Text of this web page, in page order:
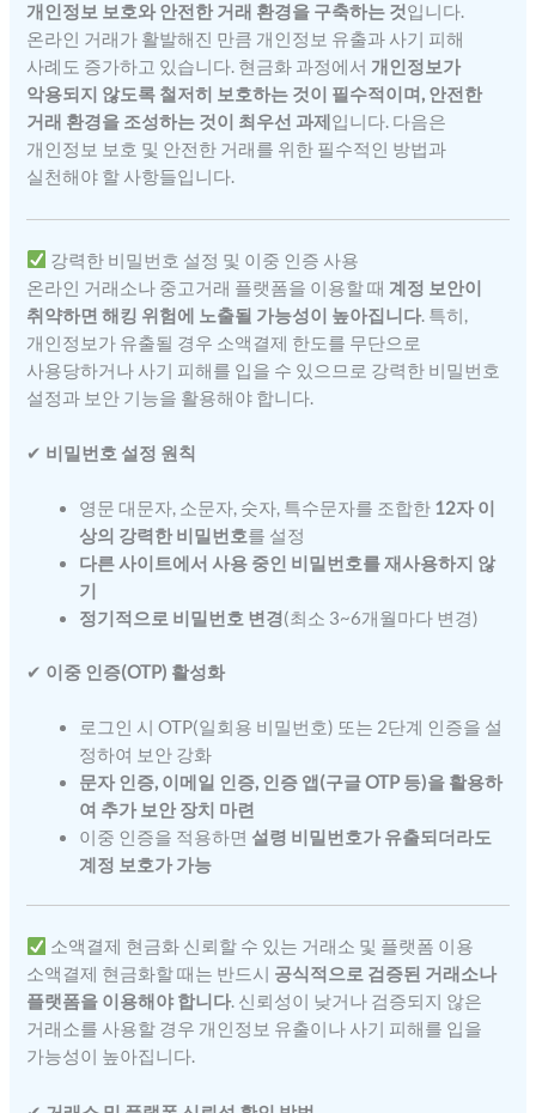
개인정보 보호와 안전한 거래 환경을 구축하는 것입니다.
온라인 거래가 활발해진 만큼 개인정보 유출과 사기 피해
사례도 증가하고 있습니다. 현금화 과정에서개인정보가
악용되지 않도록 철저히 보호하는 것이 필수적이며, 안전한
거래 환경을 조성하는 것이 최우선 과제 입니다. 다음은
개인정보 보호 및 안전한 거래를 위한 필수적인 방법과
실천해야 할 사항들입니다.
강력한 비밀번호 설정 및 이중 인증 사용
온라인 거래소나 중고거래 플랫폼을 이용할 때계정 보안이
취약하면 해킹 위험에 노출될 가능성이 높아집니다. 특히,
개인정보가 유출될 경우 소액결제 한도를 무단으로
사용당하거나 사기 피해를 입을 수 있으므로 강력한 비밀번호
설정과 보안 기능을 활용해야 합니다.
✔ 비밀번호 설정 원칙
영문 대문자, 소문자, 숫자, 특수문자를 조합한 12자 이
상의 강력한 비밀번호를 설정
다른 사이트에서 사용 중인 비밀번호를 재사용하지 않
기
정기적으로 비밀번호 변경(최소 3~6개월마다 변경)
✔ 이중 인증(OTP) 활성화
로그인 시 OTP(일회용 비밀번호) 또는 2단계 인증을 설
정하여 보안 강화
문자 인증, 이메일 인증, 인증 앱(구글 OTP 등)을 활용하
여 추가 보안 장치 마련
이중 인증을 적용하면 설령 비밀번호가 유출되더라도
계정 보호가 가능
소액결제 현금화 신뢰할 수 있는 거래소 및 플랫폼 이용
소액결제 현금화할 때는 반드시 공식적으로 검증된 거래소나
플랫폼을 이용해야 합니다. 신뢰성이 낮거나 검증되지 않은
거래소를 사용할 경우 개인정보 유출이나 사기 피해를 입을
가능성이 높아집니다.